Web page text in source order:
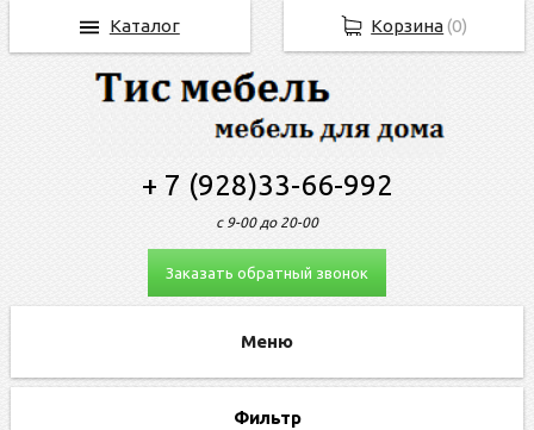
+ 7 (928)33-66-992
с 9-00 до 20-00
Заказать обратный звонок
Фильтр
Корзина(0)
Каталог